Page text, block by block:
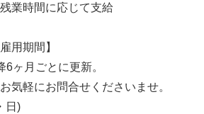
業時間に応じて支給
用期間】
ヶ月ごとに更新。
気軽にお問合せくださいませ。
日)